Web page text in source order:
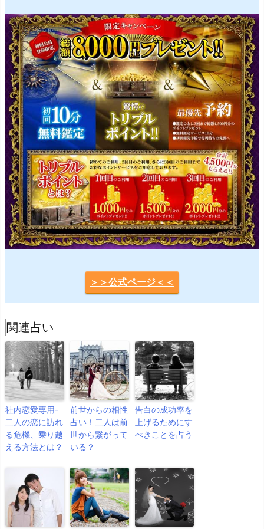
＞＞公式ページ＜＜
関連占い
社内恋愛専用-
二人の恋に訪れ
る危機、乗り越
える方法とは？
前世からの相性
占い！二人は前
世から繋がって
いる？
告白の成功率を
上げるためにす
べきことを占う